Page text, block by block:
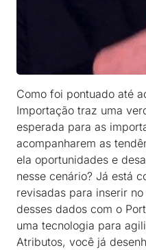
Como foi pontuado até
Importação traz uma
esperada para as
acompanharem as
ela oportunidades e
nesse cenário? Já está
revisadas para inserir
desses dados com o
uma tecnologia para
Atributos, você já